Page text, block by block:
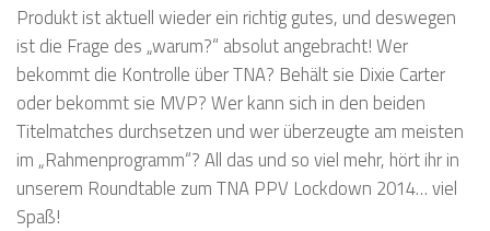
Produkt ist aktuell wieder ein richtig gutes, und deswegen
ist die Frage des „warum?“ absolut angebracht! Wer
bekommt die Kontrolle über TNA? Behält sie Dixie Carter
oder bekommt sie MVP? Wer kann sich in den beiden
Titelmatches durchsetzen und wer überzeugte am meisten
im „Rahmenprogramm“? All das und so viel mehr, hört ihr in
unserem Roundtable zum TNA PPV Lockdown 2014… viel
Spaß!